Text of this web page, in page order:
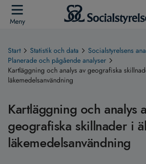
Meny
Start Statistik och data
Socialstyrelsens
Planerade och pågående analyser
Kartläggning och analys av geografiska
läkemedelsanvändning
Kartläggning och analys
geografiska skillnader i
läkemedelsanvändning